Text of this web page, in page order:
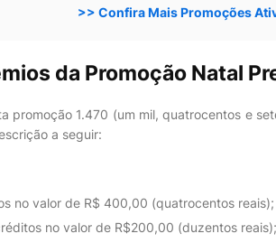
>> Confira Mais Promoções
da Promoção Natal
promoção 1.470 (um mil, quatrocentos e
a seguir:
no valor de R$ 400,00 (quatrocentos reais);
no valor de R$200,00 (duzentos reais);